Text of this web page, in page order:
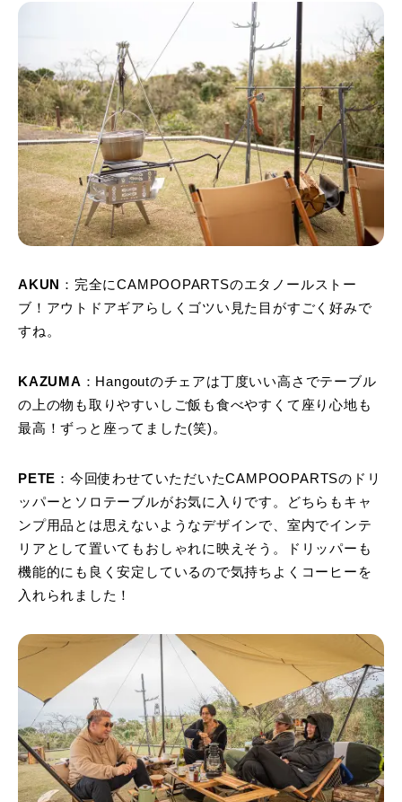
AKUN
：完全にCAMPOOPARTSのエタノールストー
ブ！アウトドアギアらしくゴツい見た目がすごく好みで
すね。
KAZUMA ：Hangoutのチェアは丁度いい高さでテーブル
の上の物も取りやすいしご飯も食べやすくて座り心地も
最高！ずっと座ってました(笑)。
PETE ：今回使わせていただいたCAMPOOPARTSのドリ
ッパーとソロテーブルがお気に入りです。どちらもキャ
ンプ用品とは思えないようなデザインで、室内でインテ
リアとして置いてもおしゃれに映えそう。ドリッパーも
機能的にも良く安定しているので気持ちよくコーヒーを
入れられました！